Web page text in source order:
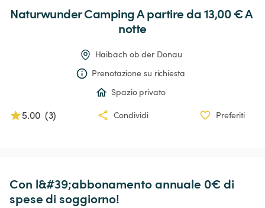
NaturwunderCamping A partire da 13,00 € A
notte
Haibach ob der Donau
Prenotazione su richiesta
Spazio privato
5.00 (3) Condividi Preferiti
Con l&#39;abbonamento annuale 0€ di
spese di soggiorno!